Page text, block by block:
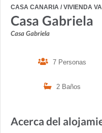
CASA CANARIA / VIVIENDA
Casa Gabriela
Casa Gabriela
7 Personas
2 Baños
Acerca del